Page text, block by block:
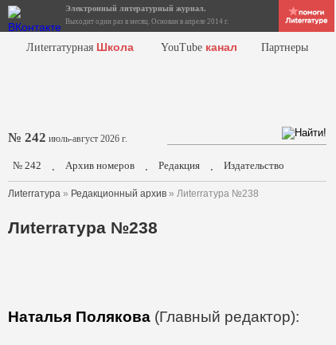
Электронный литературный журнал.
Выходит один раз в месяц. Основан в апреле 2014 г.
Лиterraтурная Школа YouTube канал Партнеры
№ 242 июль-август 2026 г.
№ 242 . Архив номеров . Редакция . Издательство
Лиterraтура » Редакционный архив » Лиterraтура №238
Лиterraтура №238
Наталья Полякова (Главный редактор):